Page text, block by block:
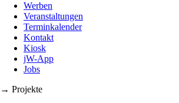
Werben
Veranstaltungen
Terminkalender
Kontakt
Kiosk
jW-App
Jobs
→ Projekte